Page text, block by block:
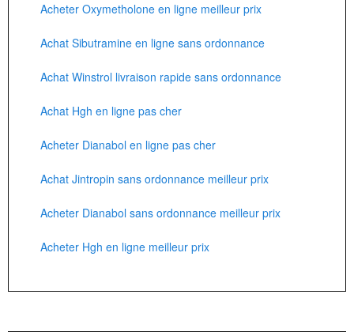
Acheter Oxymetholone en ligne meilleur prix
Achat Sibutramine en ligne sans ordonnance
Achat Winstrol livraison rapide sans ordonnance
Achat Hgh en ligne pas cher
Acheter Dianabol en ligne pas cher
Achat Jintropin sans ordonnance meilleur prix
Acheter Dianabol sans ordonnance meilleur prix
Acheter Hgh en ligne meilleur prix